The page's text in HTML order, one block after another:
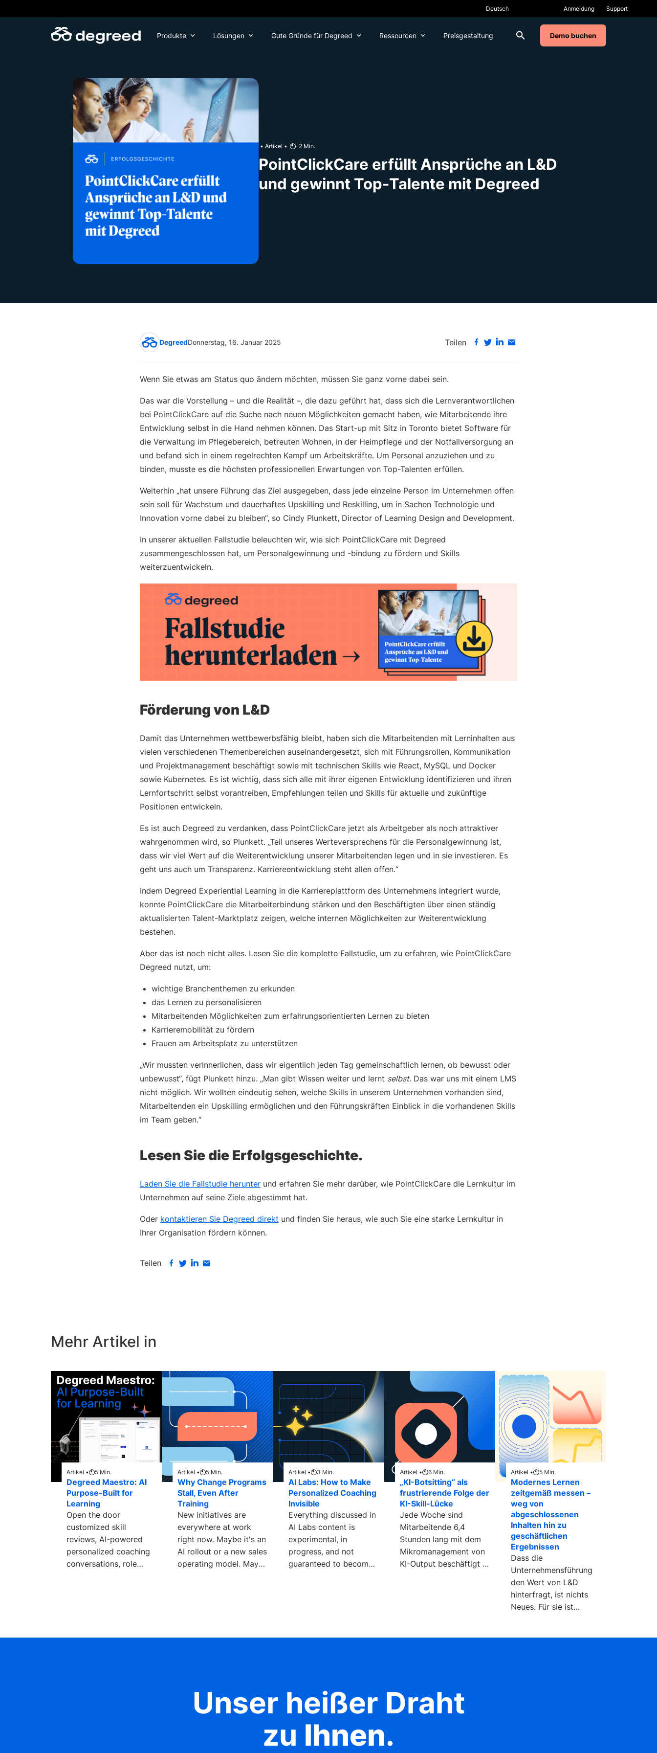
Inhalt
Anmeldung Support
Produkte Lösungen Gute Gründe für Degreed Ressourcen Preisgestaltung Demo buchen
• Artikel • 2 Min.
PointClickCare erfüllt Ansprüche an L&D
und gewinnt Top-Talente mit Degreed
DegreedDonnerstag, 16. Januar 2025 Teilen
Wenn Sie etwas am Status quo ändern möchten, müssen Sie ganz vorne dabei sein.
Das war die Vorstellung – und die Realität –, die dazu geführt hat, dass sich die Lernverantwortlichen
bei PointClickCare auf die Suche nach neuen Möglichkeiten gemacht haben, wie Mitarbeitende ihre
Entwicklung selbst in die Hand nehmen können. Das Start-up mit Sitz in Toronto bietet Software für
die Verwaltung im Pflegebereich, betreuten Wohnen, in der Heimpflege und der Notfallversorgung an
und befand sich in einem regelrechten Kampf um Arbeitskräfte. Um Personal anzuziehen und zu
binden, musste es die höchsten professionellen Erwartungen von Top-Talenten erfüllen.
Weiterhin „hat unsere Führung das Ziel ausgegeben, dass jede einzelne Person im Unternehmen offen
sein soll für Wachstum und dauerhaftes Upskilling und Reskilling, um in Sachen Technologie und
Innovation vorne dabei zu bleiben“, so Cindy Plunkett, Director of Learning Design and Development.
In unserer aktuellen Fallstudie beleuchten wir, wie sich PointClickCare mit Degreed
zusammengeschlossen hat, um Personalgewinnung und -bindung zu fördern und Skills
weiterzuentwickeln.
Förderung von L&D
Damit das Unternehmen wettbewerbsfähig bleibt, haben sich die Mitarbeitenden mit Lerninhalten aus
vielen verschiedenen Themenbereichen auseinandergesetzt, sich mit Führungsrollen, Kommunikation
und Projektmanagement beschäftigt sowie mit technischen Skills wie React, MySQL und Docker
sowie Kubernetes. Es ist wichtig, dass sich alle mit ihrer eigenen Entwicklung identifizieren und ihren
Lernfortschritt selbst vorantreiben, Empfehlungen teilen und Skills für aktuelle und zukünftige
Positionen entwickeln.
Es ist auch Degreed zu verdanken, dass PointClickCare jetzt als Arbeitgeber als noch attraktiver
wahrgenommen wird, so Plunkett. „Teil unseres Werteversprechens für die Personalgewinnung ist,
dass wir viel Wert auf die Weiterentwicklung unserer Mitarbeitenden legen und in sie investieren. Es
geht uns auch um Transparenz. Karriereentwicklung steht allen offen.“
Indem Degreed Experiential Learning in die Karriereplattform des Unternehmens integriert wurde,
konnte PointClickCare die Mitarbeiterbindung stärken und den Beschäftigten über einen ständig
aktualisierten Talent-Marktplatz zeigen, welche internen Möglichkeiten zur Weiterentwicklung
bestehen.
Aber das ist noch nicht alles. Lesen Sie die komplette Fallstudie, um zu erfahren, wie PointClickCare
Degreed nutzt, um:
wichtige Branchenthemen zu erkunden
das Lernen zu personalisieren
Mitarbeitenden Möglichkeiten zum erfahrungsorientierten Lernen zu bieten
Karrieremobilität zu fördern
Frauen am Arbeitsplatz zu unterstützen
„Wir mussten verinnerlichen, dass wir eigentlich jeden Tag gemeinschaftlich lernen, ob bewusst oder
unbewusst“, fügt Plunkett hinzu. „Man gibt Wissen weiter und lernt selbst. Das war uns mit einem LMS
nicht möglich. Wir wollten eindeutig sehen, welche Skills in unserem Unternehmen vorhanden sind,
Mitarbeitenden ein Upskilling ermöglichen und den Führungskräften Einblick in die vorhandenen Skills
im Team geben.“
Lesen Sie die Erfolgsgeschichte.
Laden Sie die Fallstudie herunter und erfahren Sie mehr darüber, wie PointClickCare die Lernkultur im
Unternehmen auf seine Ziele abgestimmt hat.
Oder kontaktieren Sie Degreed direkt und finden Sie heraus, wie auch Sie eine starke Lernkultur in
Ihrer Organisation fördern können.
Teilen
Mehr Artikel in
Artikel • 5 Min.
Degreed Maestro: AI
Purpose-Built for
Learning
Open the door
customized skill
reviews, AI-powered
personalized coaching
conversations, role
Artikel • 5 Min.
Why Change Programs
Stall, Even After
Training
New initiatives are
everywhere at work
right now. Maybe it's an
AI rollout or a new sales
operating model. Maybe
Artikel • 3 Min.
AI Labs: How to Make
Personalized Coaching
Invisible
Everything discussed in
AI Labs content is
experimental, in
progress, and not
guaranteed to become
Artikel • 6 Min.
„KI-Botsitting“ als
frustrierende Folge der
KI-Skill-Lücke
Jede Woche sind
Mitarbeitende 6,4
Stunden lang mit dem
Mikromanagement von
KI-Output beschäftigt –
Artikel • 5 Min.
Modernes Lernen
zeitgemäß messen –
weg von
abgeschlossenen
Inhalten hin zu
geschäftlichen
Ergebnissen
Dass die
Unternehmensführung
den Wert von L&D
hinterfragt, ist nichts
Neues. Für sie ist
Unser heißer Draht
zu Ihnen.